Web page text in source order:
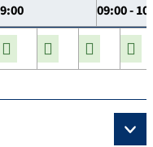
09:00 -